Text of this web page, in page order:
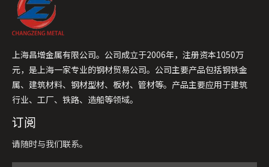
上海昌增金属有限公司。公司成立于2006年，注册资本1050万
元，是上海一家专业的钢材贸易公司。公司主要产品包括钢铁金
属、建筑材料、钢材型材、板材、管材等。产品主要应用于建筑
行业、工厂、铁路、造船等领域。
订阅
请随时与我们联系。